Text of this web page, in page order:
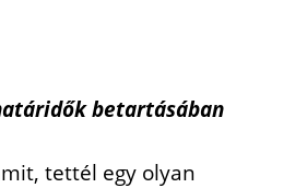
betartásában
tettél egy olyan